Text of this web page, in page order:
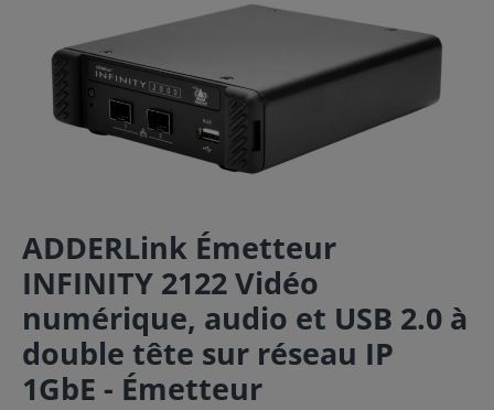
ADDERLink Émetteur
INFINITY 2122 Vidéo
numérique, audio et USB 2.0 à
double tête sur réseau IP
1GbE - Émetteur